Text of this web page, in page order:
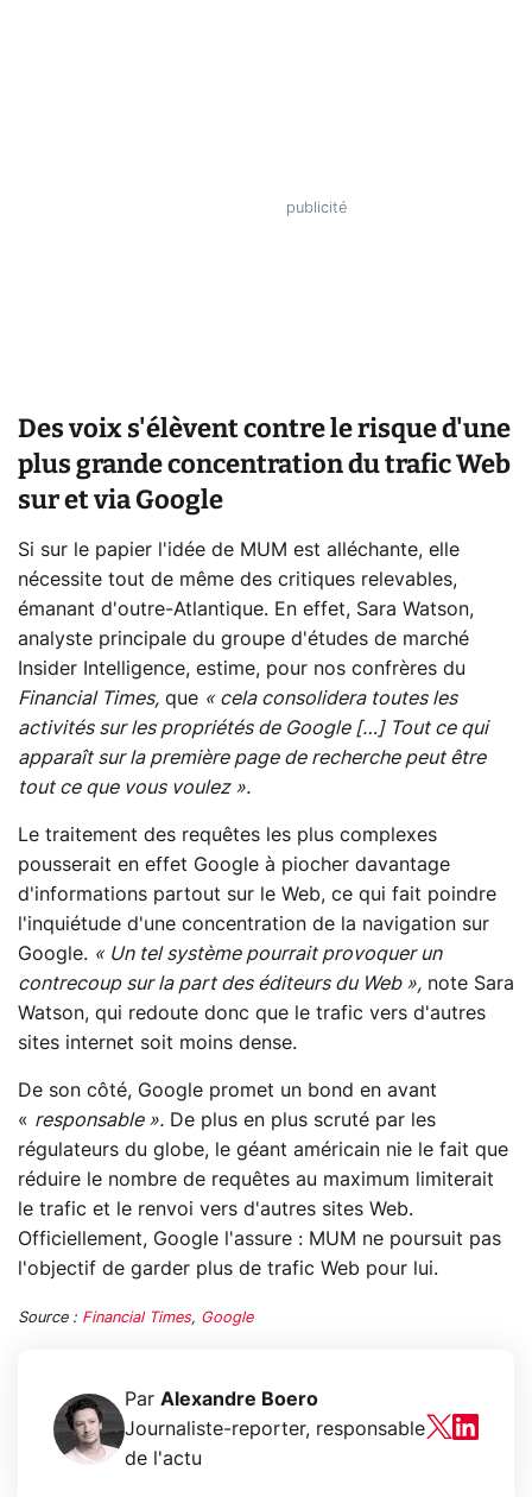
Des voix s'élèvent contre le risque d'une
plus grande concentration du trafic Web
sur et via Google
Si sur le papier l'idée de MUM est alléchante, elle
nécessite tout de même des critiques relevables,
émanant d'outre-Atlantique. En effet, Sara Watson,
analyste principale du groupe d'études de marché
Insider Intelligence, estime, pour nos confrères du
Financial Times, que « cela consolidera toutes les
activités sur les propriétés de Google […] Tout ce qui
apparaît sur la première page de recherche peut être
tout ce que vous voulez ».
Le traitement des requêtes les plus complexes
pousserait en effet Google à piocher davantage
d'informations partout sur le Web, ce qui fait poindre
l'inquiétude d'une concentration de la navigation sur
Google. « Un tel système pourrait provoquer un
contrecoup sur la part des éditeurs du Web », note Sara
Watson, qui redoute donc que le trafic vers d'autres
sites internet soit moins dense.
De son côté, Google promet un bond en avant
« responsable ». De plus en plus scruté par les
régulateurs du globe, le géant américain nie le fait que
réduire le nombre de requêtes au maximum limiterait
le trafic et le renvoi vers d'autres sites Web.
Officiellement, Google l'assure : MUM ne poursuit pas
l'objectif de garder plus de trafic Web pour lui.
Source : Financial Times, Google
Par Alexandre Boero
Journaliste-reporter, responsable
de l'actu